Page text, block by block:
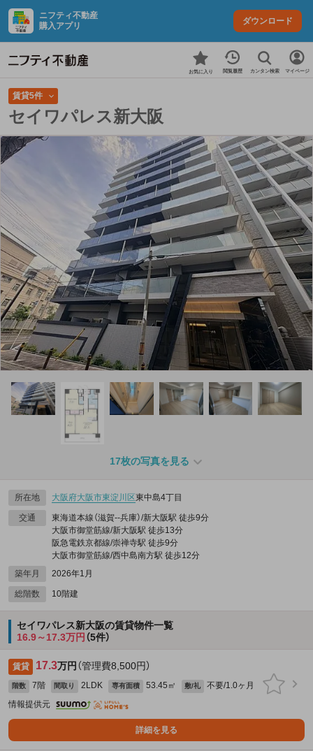
ニフティ不動産
購入アプリ
ダウンロード
お気に入り 閲覧履歴 カンタン検索 マイページ
賃貸5件
セイワパレス新大阪
17枚の写真を見る
所在地 大阪府大阪市東淀川区東中島4丁目
交通
東海道本線（滋賀--兵庫）/新大阪駅 徒歩9分
大阪市御堂筋線/新大阪駅 徒歩13分
阪急電鉄京都線/崇禅寺駅 徒歩9分
大阪市御堂筋線/西中島南方駅 徒歩12分
築年月
2026年1月
総階数 10階建
セイワパレス新大阪の賃貸物件一覧
16.9～17.3万円 （5件）
賃貸 17.3万円 （管理費8,500円）
階数 7階 間取り 2LDK 専有面積 53.45㎡ 敷/礼
不要/1.0ヶ月
情報提供元
詳細を見る